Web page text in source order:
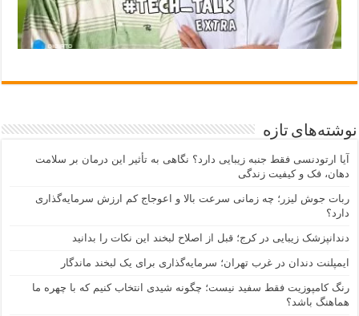
نوشته‌های تازه
آیا ارتودنسی فقط جنبه زیبایی دارد؟ نگاهی به تأثیر این درمان بر سلامت
دهان، فک و کیفیت زندگی
ربات جوش لیزر؛ چه زمانی سرعت بالا و اعوجاج کم ارزش سرمایه‌گذاری
دارد؟
دندانپزشک زیبایی در کرج؛ قبل از اصلاح لبخند این نکات را بدانید
ایمپلنت دندان در غرب تهران؛ سرمایه‌گذاری برای یک لبخند ماندگار
رنگ کامپوزیت فقط سفید نیست؛ چگونه شیدی انتخاب کنیم که با چهره ما
هماهنگ باشد؟